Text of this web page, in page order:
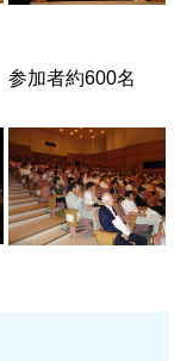
参加者約600名